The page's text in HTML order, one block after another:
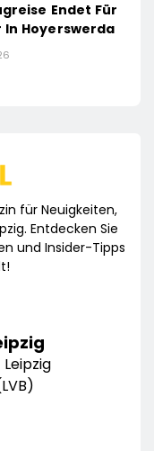
Endet Für
Hoyerswerda
für Neuigkeiten,
Entdecken Sie
und Insider-Tipps